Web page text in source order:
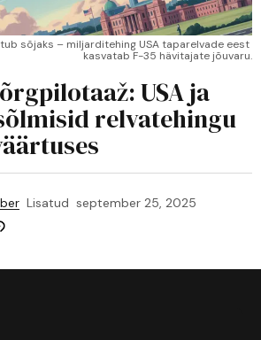
sõjaks – miljarditehing USA taparelvade eest
kasvatab F-35 hävitajate jõuvaru.
USA ja
relvatehingu
Lisatud september 25, 2025